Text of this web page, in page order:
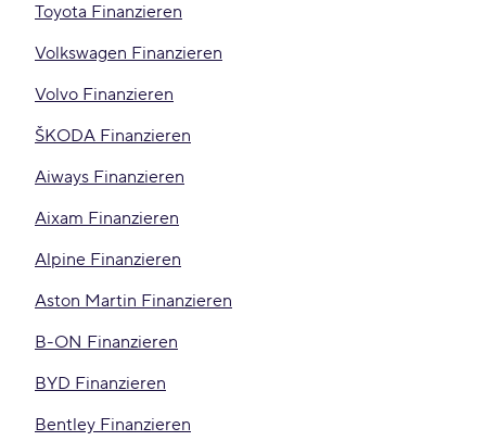
Toyota Finanzieren
Volkswagen Finanzieren
Volvo Finanzieren
ŠKODA Finanzieren
Aiways Finanzieren
Aixam Finanzieren
Alpine Finanzieren
Aston Martin Finanzieren
B-ON Finanzieren
BYD Finanzieren
Bentley Finanzieren